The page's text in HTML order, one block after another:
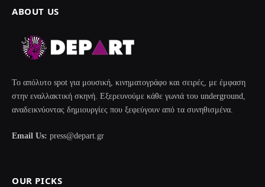
ABOUT US
Το απόλυτο spot για μουσική, κινηματογράφο και σειρές, με έμφαση
στην εναλλακτική σκηνή. Εξερευνούμε κάθε γωνιά του underground,
αναδεικνύοντας δημιουργίες που ξεφεύγουν από τα συνηθισμένα.
Email Us: press@depart.gr
OUR PICKS